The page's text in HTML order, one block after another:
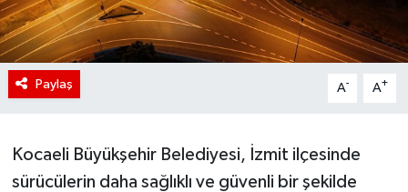
Paylaş A- A+
Kocaeli Büyükşehir Belediyesi, İzmit ilçesinde
sürücülerin daha sağlıklı ve güvenli bir şekilde